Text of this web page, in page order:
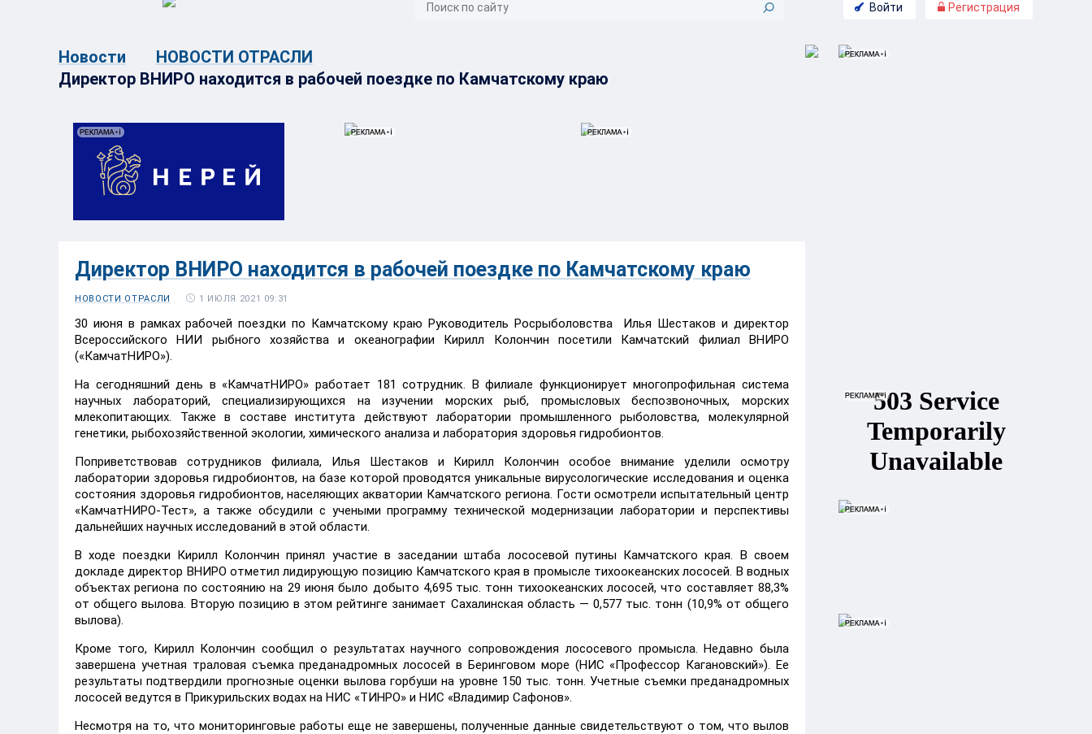
Войти Регистрация
Новости
НОВОСТИ ОТРАСЛИ
Директор ВНИРО находится в рабочей поездке по Камчатскому краю
Директор ВНИРО находится в рабочей поездке по Камчатскому краю
НОВОСТИ ОТРАСЛИ 1 ИЮЛЯ 2021 09:31
30 июня в рамках рабочей поездки по Камчатскому краю Руководитель Росрыболовства Илья Шестаков и директор
Всероссийского НИИ рыбного хозяйства и океанографии Кирилл Колончин посетили Камчатский филиал ВНИРО
(«КамчатНИРО»).
На сегодняшний день в «КамчатНИРО» работает 181 сотрудник. В филиале функционирует многопрофильная система
научных лабораторий, специализирующихся на изучении морских рыб, промысловых беспозвоночных, морских
млекопитающих. Также в составе института действуют лаборатории промышленного рыболовства, молекулярной
генетики, рыбохозяйственной экологии, химического анализа и лаборатория здоровья гидробионтов.
Поприветствовав сотрудников филиала, Илья Шестаков и Кирилл Колончин особое внимание уделили осмотру
лаборатории здоровья гидробионтов, на базе которой проводятся уникальные вирусологические исследования и оценка
состояния здоровья гидробионтов, населяющих акватории Камчатского региона. Гости осмотрели испытательный центр
«КамчатНИРО-Тест», а также обсудили с учеными программу технической модернизации лаборатории и перспективы
дальнейших научных исследований в этой области.
В ходе поездки Кирилл Колончин принял участие в заседании штаба лососевой путины Камчатского края. В своем
докладе директор ВНИРО отметил лидирующую позицию Камчатского края в промысле тихоокеанских лососей. В водных
объектах региона по состоянию на 29 июня было добыто 4,695 тыс. тонн тихоокеанских лососей, что составляет 88,3%
от общего вылова. Вторую позицию в этом рейтинге занимает Сахалинская область — 0,577 тыс. тонн (10,9% от общего
вылова).
Кроме того, Кирилл Колончин сообщил о результатах научного сопровождения лососевого промысла. Недавно была
завершена учетная траловая съемка преданадромных лососей в Беринговом море (НИС «Профессор Кагановский»). Ее
результаты подтвердили прогнозные оценки вылова горбуши на уровне 150 тыс. тонн. Учетные съемки преданадромных
лососей ведутся в Прикурильских водах на НИС «ТИНРО» и НИС «Владимир Сафонов».
Несмотря на то, что мониторинговые работы еще не завершены, полученные данные свидетельствуют о том, что вылов